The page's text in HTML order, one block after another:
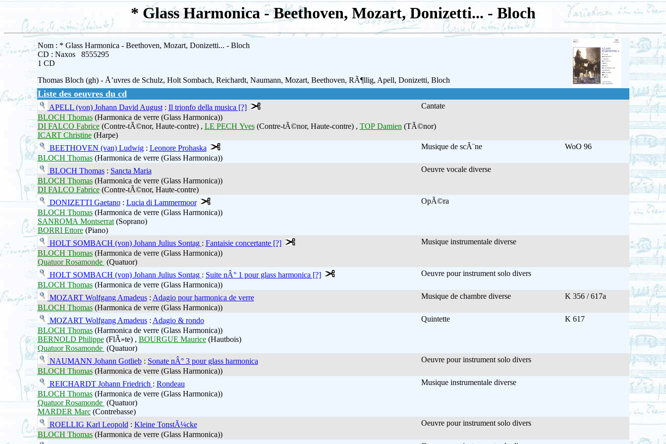
* Glass Harmonica - Beethoven, Mozart, Donizetti... - Bloch
Nom : * Glass Harmonica - Beethoven, Mozart, Donizetti... - Bloch
CD : Naxos 8555295
1 CD
Thomas Bloch (gh) - Å’uvres de Schulz, Holt Sombach, Reichardt, Naumann, Mozart, Beethoven, RÃ¶llig, Apell, Donizetti, Bloch
Liste des oeuvres du cd
APELL (von) Johann David August: Il trionfo della musica [?]
Cantate
BLOCH Thomas(Harmonica de verre (Glass Harmonica))
DI FALCO Fabrice(Contre-tÃ©nor, Haute-contre) , LE PECH Yves(Contre-tÃ©nor, Haute-contre) , TOP Damien(TÃ©nor)
ICART Christine(Harpe)
BEETHOVEN (van) Ludwig: Leonore Prohaska Musique de scÃ¨ne
WoO 96
BLOCH Thomas(Harmonica de verre (Glass Harmonica))
BLOCH Thomas: Sancta Maria
Oeuvre vocale diverse
BLOCH Thomas(Harmonica de verre (Glass Harmonica))
DI FALCO Fabrice(Contre-tÃ©nor, Haute-contre)
DONIZETTI Gaetano: Lucia di Lammermoor
OpÃ©ra
BLOCH Thomas(Harmonica de verre (Glass Harmonica))
SANROMA Montserrat(Soprano)
BORRI Ettore(Piano)
HOLT SOMBACH (von) Johann Julius Sontag : Fantaisie concertante [?]
Musique instrumentale diverse
BLOCH Thomas(Harmonica de verre (Glass Harmonica))
Quatuor Rosamonde (Quatuor)
HOLT SOMBACH (von) Johann Julius Sontag : Suite nÂ° 1 pour glass harmonica [?]
Oeuvre pour instrument solo divers
BLOCH Thomas(Harmonica de verre (Glass Harmonica))
MOZART Wolfgang Amadeus: Adagio pour harmonica de verre Musique de chambre diverse
K 356 / 617a
BLOCH Thomas(Harmonica de verre (Glass Harmonica))
MOZART Wolfgang Amadeus: Adagio & rondo Quintette
K 617
BLOCH Thomas(Harmonica de verre (Glass Harmonica))
BERNOLD Philippe(FlÃ»te) , BOURGUE Maurice(Hautbois)
Quatuor Rosamonde (Quatuor)
NAUMANN Johann Gotlieb: Sonate nÂ° 3 pour glass harmonica
Oeuvre pour instrument solo divers
BLOCH Thomas(Harmonica de verre (Glass Harmonica))
REICHARDT Johann Friedrich : Rondeau
Musique instrumentale diverse
BLOCH Thomas(Harmonica de verre (Glass Harmonica))
Quatuor Rosamonde (Quatuor)
MARDER Marc(Contrebasse)
ROELLIG Karl Leopold: Kleine TonstÃ¼cke
Oeuvre pour instrument solo divers
BLOCH Thomas(Harmonica de verre (Glass Harmonica))